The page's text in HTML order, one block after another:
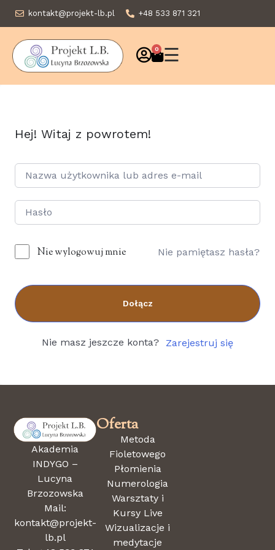
kontakt@projekt-lb.pl +48 533 871 321
0 ☰
Hej! Witaj z powrotem!
Nie wylogowuj mnie Nie pamiętasz hasła?
Dołącz
Nie masz jeszcze konta? Zarejestruj się
Akademia
INDYGO –
Lucyna
Brzozowska
Mail:
kontakt@projekt-
lb.pl
Oferta
Metoda
Fioletowego
Płomienia
Numerologia
Warsztaty i
Kursy Live
Wizualizacje i
medytacje